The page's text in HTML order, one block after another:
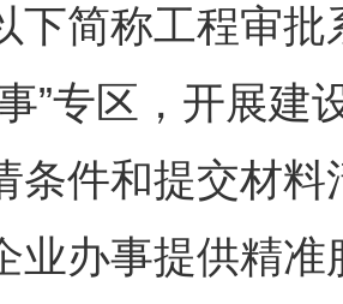
下简称工程审
”专区，开展
条件和提交材
业办事提供精